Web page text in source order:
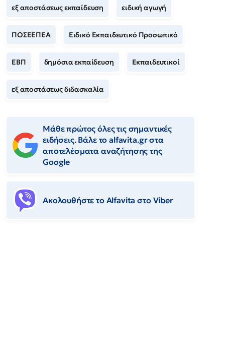
εξ αποστάσεως εκπαίδευση ειδική αγωγή
ΠΟΣΕΕΠΕΑ Ειδικό Εκπαιδευτικό Προσωπικό
ΕΒΠ δημόσια εκπαίδευση Εκπαιδευτικοί
εξ αποστάσεως διδασκαλία
Μάθε πρώτος όλες τις σημαντικές
ειδήσεις. Βάλε το alfavita.gr στα
αποτελέσματα αναζήτησης της
Google
Ακολουθήστε το Αlfavita στο Viber